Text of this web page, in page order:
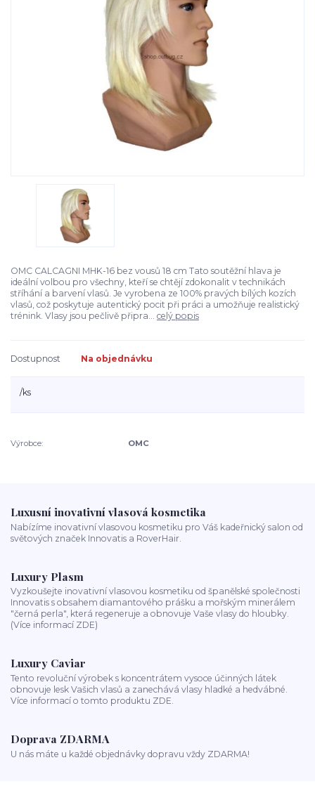
OMC CALCAGNI MHK-16 bez vousů 18 cm Tato soutěžní hlava je
ideální volbou pro všechny, kteří se chtějí zdokonalit v technikách
stříhání a barvení vlasů. Je vyrobena ze 100% pravých bílých kozích
vlasů, což poskytuje autentický pocit při práci a umožňuje realistický
trénink. Vlasy jsou pečlivě připra... celý popis
Dostupnost Na objednávku
/ks
Výrobce: OMC
Luxusní inovativní vlasová kosmetika
Nabízíme inovativní vlasovou kosmetiku pro Váš kadeřnický salon od
světových značek Innovatis a RoverHair.
Luxury Plasm
Vyzkoušejte inovativní vlasovou kosmetiku od španělské společnosti
Innovatis s obsahem diamantového prášku a mořským minerálem
"černá perla", která regeneruje a obnovuje Vaše vlasy do hloubky.
(Více informací ZDE)
Luxury Caviar
Tento revoluční výrobek s koncentrátem vysoce účinných látek
obnovuje lesk Vašich vlasů a zanechává vlasy hladké a hedvábné.
Více informací o tomto produktu ZDE.
Doprava ZDARMA
U nás máte u každé objednávky dopravu vždy ZDARMA!